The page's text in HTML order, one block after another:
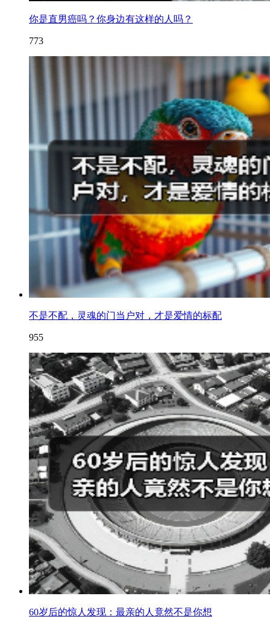
你是直男癌吗？你身边有这样的人吗？
773
不是不配，灵魂的门当户对，才是爱情的标配
955
60岁后的惊人发现：最亲的人竟然不是你想